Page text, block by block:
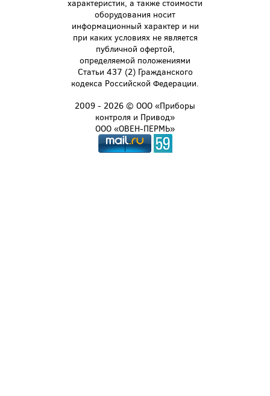
характеристик, а также стоимости
оборудования носит
информационный характер и ни
при каких условиях не является
публичной офертой,
определяемой положениями
Статьи 437 (2) Гражданского
кодекса Российской Федерации.
2009 - 2026 © ООО «Приборы
контроля и Привод»
ООО «ОВЕН-ПЕРМЬ»